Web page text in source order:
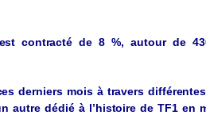
contracté de 8 %,autourde
derniers mois à travers différentes
autredédié à l’histoire de TF1 en